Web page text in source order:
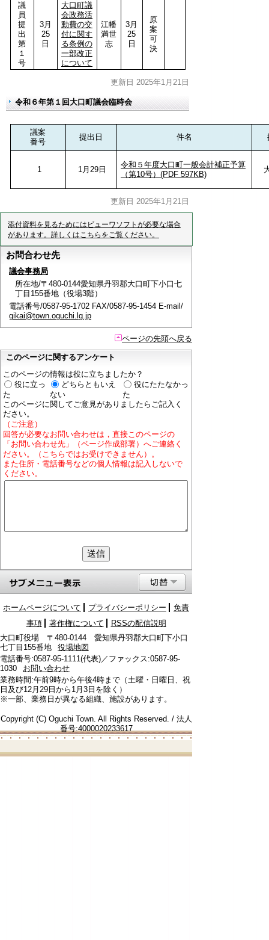
議
員
提
出
第
１
号
3月
25
日
大口町議
会政務活
動費の交
付に関す
る条例の
一部改正
について
江幡
満世
志
3月
25
日
原
案
可
決
更新日 2025年1月21日
令和６年第１回大口町議会臨時会
議案
番号
提出日 件名
1 1月29日
令和５年度大口町一般会計補正予算
（第10号）(PDF 597KB)
更新日 2025年1月21日
添付資料を見るためにはビューワソフトが必要な場合
があります。詳しくはこちらをご覧ください。
お問合わせ先
議会事務局
所在地/〒480-0144愛知県丹羽郡大口町下小口七
丁目155番地（役場3階）
電話番号/0587-95-1702 FAX/0587-95-1454 E-mail/
gikai@town.oguchi.lg.jp
ページの先頭へ戻る
このページに関するアンケート
このページの情報は役に立ちましたか？
役に立っ
た
どちらともいえ
ない
役にたたなかっ
た
このページに関してご意見がありましたらご記入く
ださい。
（ご注意）
回答が必要なお問い合わせは，直接このページの
「お問い合わせ先」（ページ作成部署）へご連絡く
ださい。（こちらではお受けできません）。
また住所・電話番号などの個人情報は記入しないで
ください。
ホームページについて プライバシーポリシー
免責
事項
著作権について
RSSの配信説明
大口町役場 〒480-0144 愛知県丹羽郡大口町下小口
七丁目155番地
役場地図
電話番号:0587-95-1111(代表)／ファックス:0587-95-
1030
お問い合わせ
業務時間:午前9時から午後4時まで（土曜・日曜日、祝
日及び12月29日から1月3日を除く）
※一部、業務日が異なる組織、施設があります。
Copyright (C) Oguchi Town. All Rights Reserved. / 法人
番号:4000020233617